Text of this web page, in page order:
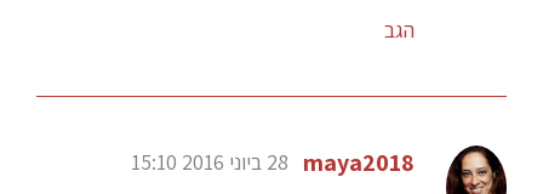
הגב
maya2018 28 ביוני 2016 15:10